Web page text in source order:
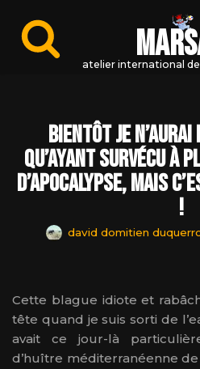
Aller
atelier international
Bientôt je n’aurai
qu’ayant survécu à
d’apocalypse, mais
!
david domitien
Cette blague idiote et
tête quand je suis sorti de
avait ce jour-là
d’huître méditerranéenne